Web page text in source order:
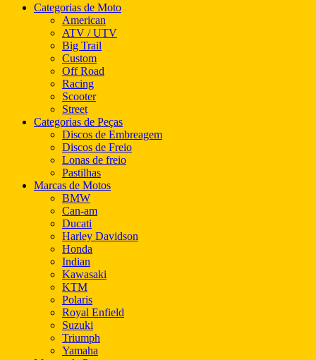
Categorias de Moto
American
ATV / UTV
Big Trail
Custom
Off Road
Racing
Scooter
Street
Categorias de Peças
Discos de Embreagem
Discos de Freio
Lonas de freio
Pastilhas
Marcas de Motos
BMW
Can-am
Ducati
Harley Davidson
Honda
Indian
Kawasaki
KTM
Polaris
Royal Enfield
Suzuki
Triumph
Yamaha